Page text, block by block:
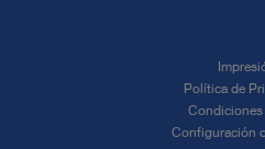
Política de
Condiciones
Configuración